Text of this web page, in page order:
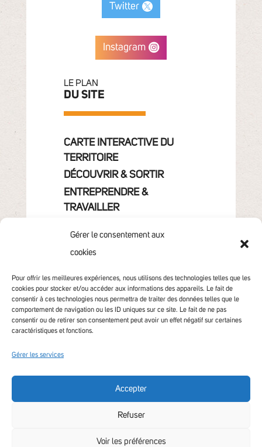
Gérer le consentement aux
cookies
Pour offrir les meilleures expériences, nous utilisons des technologies telles que les
cookies pour stocker et/ou accéder aux informations des appareils. Le fait de
consentir à ces technologies nous permettra de traiter des données telles que le
comportement de navigation ou les ID uniques sur ce site. Le fait de ne pas
consentir ou de retirer son consentement peut avoir un effet négatif sur certaines
caractéristiques et fonctions.
Gérer les services
Accepter
Refuser
Voir les préférences
Twitter
Instagram
LE PLAN
DU SITE
CARTE INTERACTIVE DU
TERRITOIRE
DÉCOUVRIR & SORTIR
ENTREPRENDRE &
TRAVAILLER
CONTACT
Accessibilité non conforme